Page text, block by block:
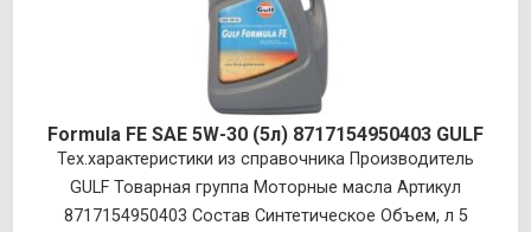
Formula FE SAE 5W-30 (5л) 8717154950403 GULF
Тех.характеристики из справочника Производитель
GULF Товарная группа Моторные масла Артикул
8717154950403 Состав Синтетическое Объем, л 5